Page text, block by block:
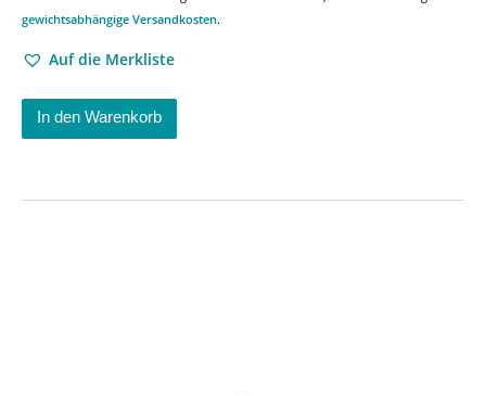
gewichtsabhängige Versandkosten.
Auf die Merkliste
In den Warenkorb